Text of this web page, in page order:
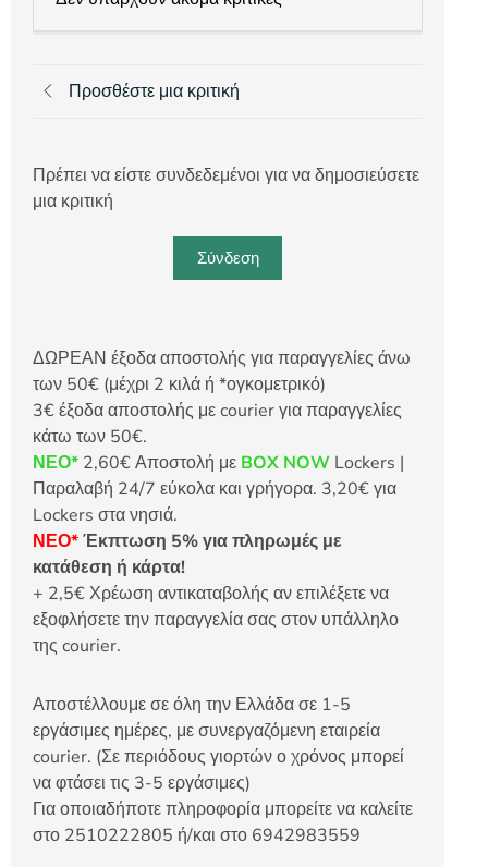
Προσθέστε μια κριτική
Πρέπει να είστε συνδεδεμένοι για να δημοσιεύσετε
μια κριτική
Σύνδεση
ΔΩΡΕΑΝ έξοδα αποστολής για παραγγελίες άνω
των 50€ (μέχρι 2 κιλά ή *ογκομετρικό)
3€ έξοδα αποστολής με courier για παραγγελίες
κάτω των 50€.
ΝΕΟ* 2,60€ Αποστολή με BOX NOW Lockers |
Παραλαβή 24/7 εύκολα και γρήγορα. 3,20€ για
Lockers στα νησιά.
ΝΕΟ*Έκπτωση 5% για πληρωμές με
κατάθεση ή κάρτα!
+ 2,5€ Χρέωση αντικαταβολής αν επιλέξετε να
εξοφλήσετε την παραγγελία σας στον υπάλληλο
της courier.
Αποστέλλουμε σε όλη την Ελλάδα σε 1-5
εργάσιμες ημέρες, με συνεργαζόμενη εταιρεία
courier. (Σε περιόδους γιορτών ο χρόνος μπορεί
να φτάσει τις 3-5 εργάσιμες)
Για οποιαδήποτε πληροφορία μπορείτε να καλείτε
στο 2510222805 ή/και στο 6942983559